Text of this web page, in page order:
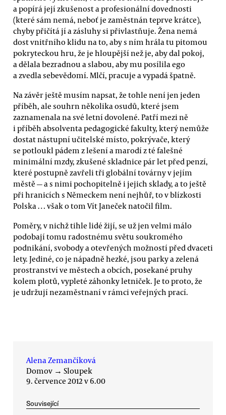
a popírá její zkušenost a profesionální dovednosti
(které sám nemá, neboť je zaměstnán teprve krátce),
chyby přičítá jí a zásluhy si přivlastňuje. Žena nemá
dost vnitřního klidu na to, aby s ním hrála tu pitomou
pokryteckou hru, že je hloupější než je, aby dal pokoj,
a dělala bezradnou a slabou, aby mu posílila ego
a zvedla sebevědomí. Mlčí, pracuje a vypadá špatně.
Na závěr ještě musím napsat, že tohle není jen jeden
příběh, ale souhrn několika osudů, které jsem
zaznamenala na své letní dovolené. Patří mezi ně
i příběh absolventa pedagogické fakulty, který nemůže
dostat nástupní učitelské místo, pokrývače, který
se potloukl pádem z lešení a marodí z té falešné
minimální mzdy, zkušené skladnice pár let před penzí,
které postupně zavřeli tři globální továrny v jejím
městě — a s nimi pochopitelně i jejich sklady, a to ještě
při hranicích s Německem není nejhůř, to v blízkosti
Polska … však o tom Vít Janeček natočil film.
Poměry, v nichž tihle lidé žijí, se už jen velmi málo
podobají tomu radostnému světu soukromého
podnikání, svobody a otevřených možností před dvaceti
lety. Jediné, co je nápadně hezké, jsou parky a zelená
prostranství ve městech a obcích, posekané pruhy
kolem plotů, vypleté záhonky letniček. Je to proto, že
je udržují nezaměstnaní v rámci veřejných prací.
Alena Zemančíková
Domov → Sloupek
9. července 2012 v 6.00
Související